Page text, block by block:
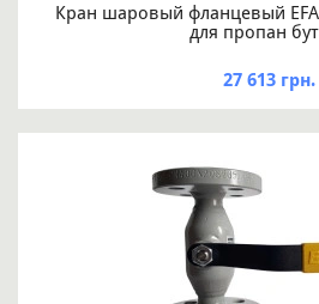
Кран шаровый фланцевый
для пропан
27 613 грн.